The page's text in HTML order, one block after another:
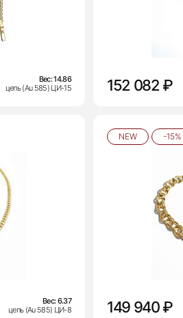
Вес:14.86
цепь (Au 585) ЦИ-15
152 082 ₽
Вес:6.37
цепь (Au 585) ЦИ-8
NEW -15%
149 940 ₽